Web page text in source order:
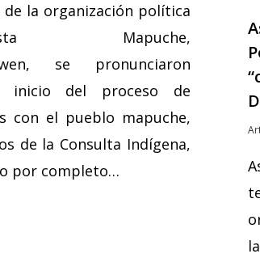
de la organización política
Mapuche,
se pronunciaron
inicio del proceso de
con el pueblo mapuche,
de la Consulta Indígena,
por completo…